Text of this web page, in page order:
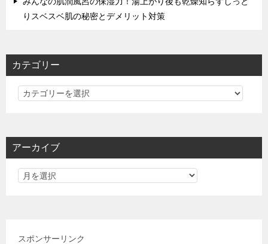
りスベスベ肌の秘密とデメリット対策
カテゴリー
カ
リ
アーカイブ
スポンサーリンク